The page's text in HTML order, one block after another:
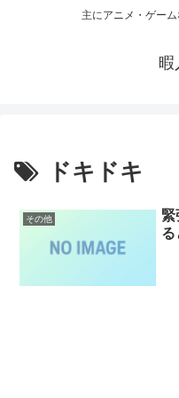
主にアニメ・ゲー
暇
ドキドキ
その他
緊
る